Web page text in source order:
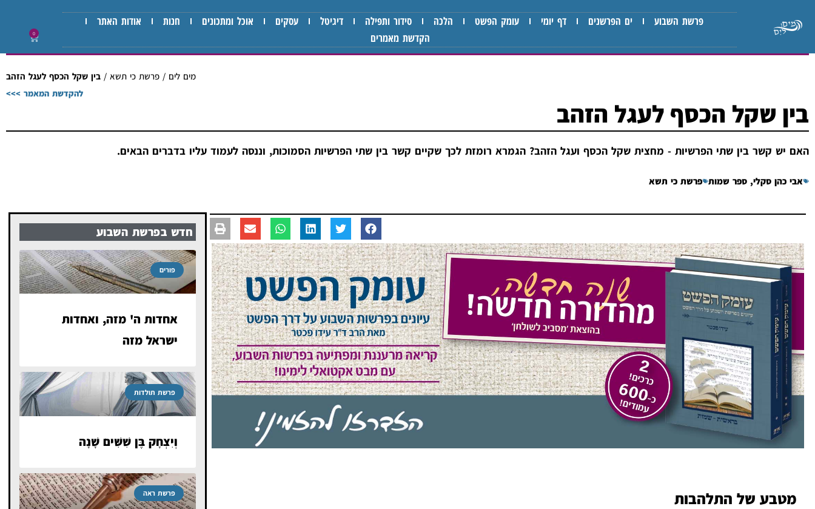
פרשת השבוע ים הפרשנים דף יומי עומק הפשט הלכה סידור ותפילה דיגיטל עסקים אוכל ומתכונים חנות
אודות האתר
הקדשת מאמרים
0
מים לים / פרשת כי תשא / בין שקל הכסף לעגל הזהב
להקדשת המאמר >>>
בין שקל הכסף לעגל הזהב
האם יש קשר בין שתי הפרשיות - מחצית שקל הכסף ועגל הזהב? הגמרא רומזת לכך שקיים קשר בין שתי הפרשיות הסמוכות, וננסה לעמוד עליו בדברים הבאים.
אבי כהן סקלי, ספר שמות פרשת כי תשא
מטבע של התלהבות
חדש בפרשת השבוע
פורים
אחדות ה' מזה, ואחדות
ישראל מזה
פרשת תולדות
וְיִצְחָק בֶּן שִׁשִּׁים שָׁנָה
פרשת ראה